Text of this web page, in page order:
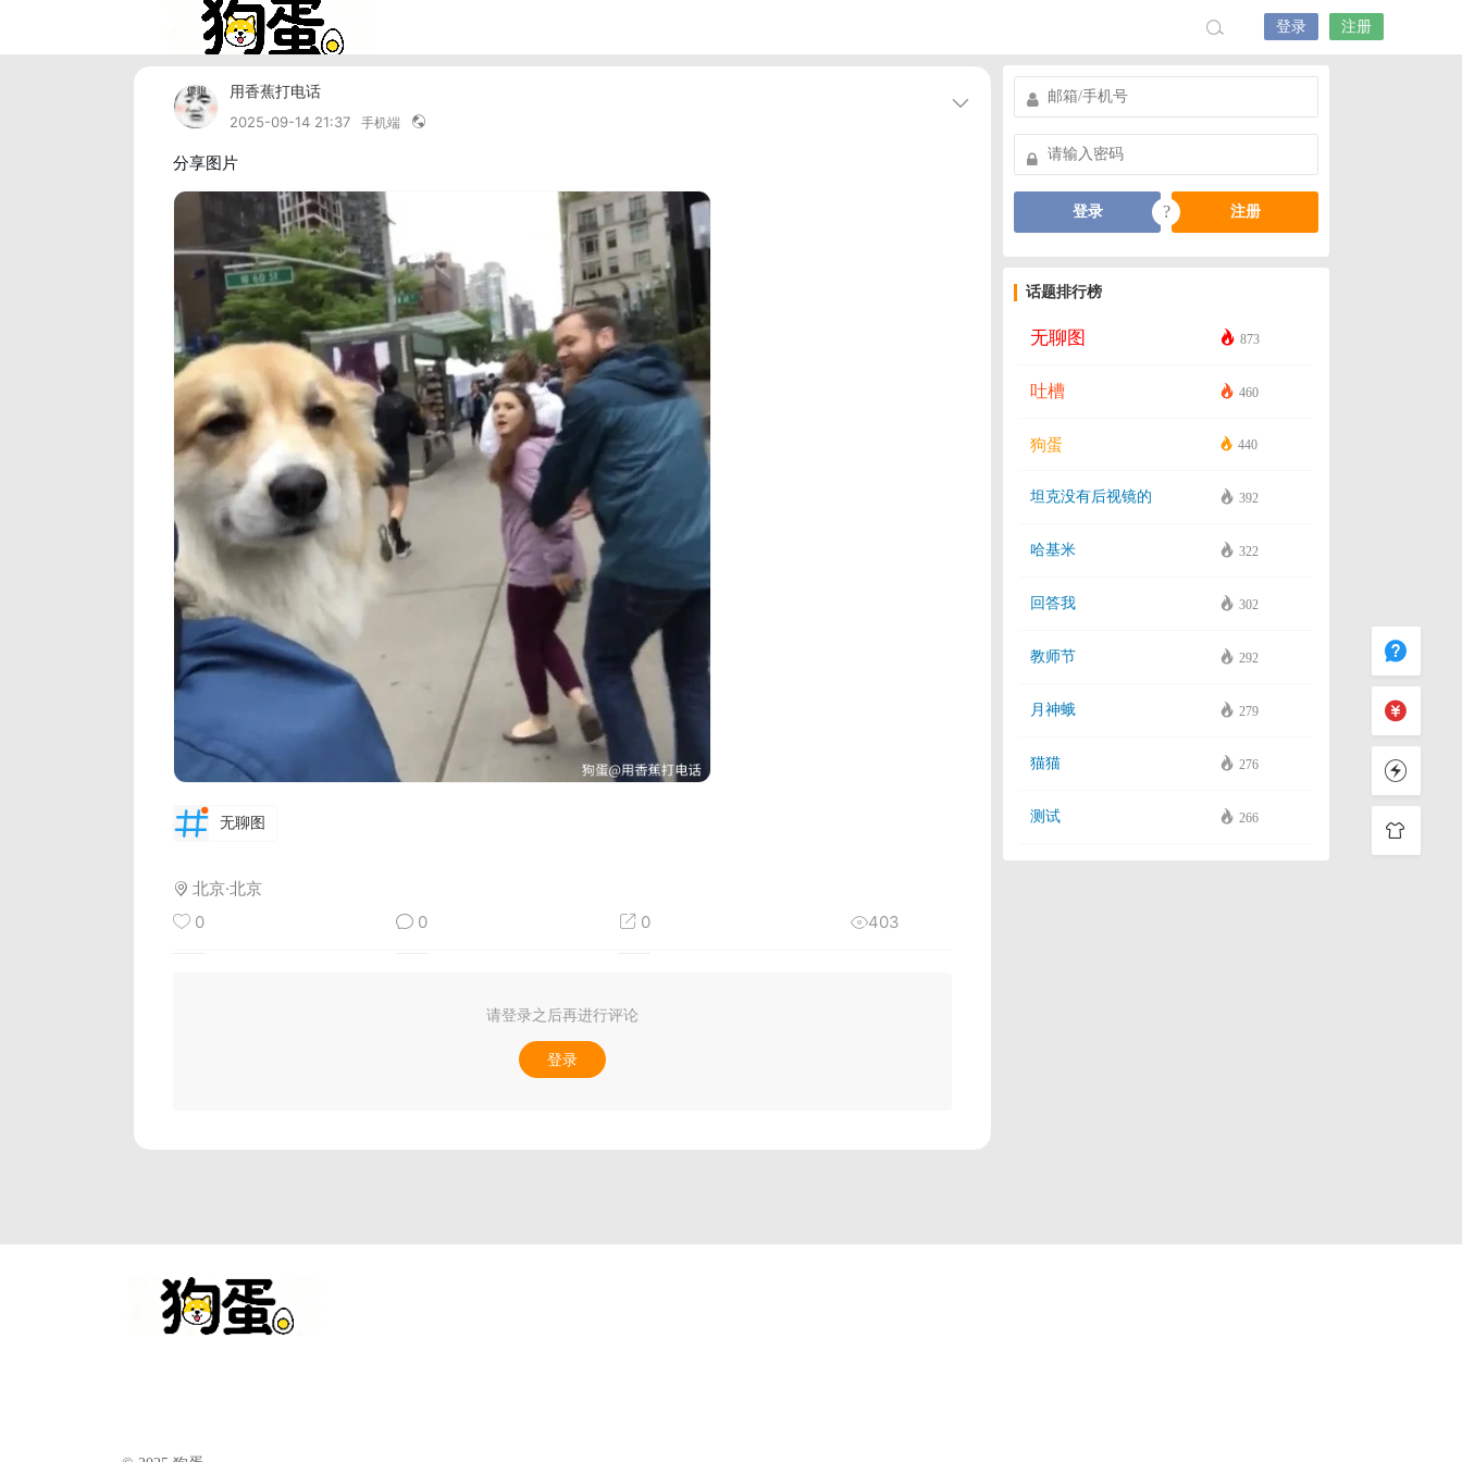
登录 注册
用香蕉打电话
2025-09-14 21:37 手机端
分享图片
无聊图
北京·北京
0
0 0 403
请登录之后再进行评论
登录
登录 ? 注册
话题排行榜
无聊图 873
吐槽 460
狗蛋 440
坦克没有后视镜的 392
哈基米 322
回答我 302
教师节 292
月神蛾 279
猫猫 276
测试 266